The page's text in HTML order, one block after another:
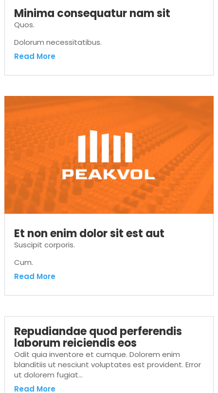
Minima consequatur nam sit
Quos.
Dolorum necessitatibus.
Read More
Et non enim dolor sit est aut
Suscipit corporis.
Cum.
Read More
Repudiandae quod perferendis
laborum reiciendis eos
Odit quia inventore et cumque. Dolorem enim
blanditiis ut nesciunt voluptates est provident. Error
ut dolorem fugiat…
Read More